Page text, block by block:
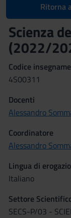
Ritorna
Scienza
(2022/
Codice
4S00311
Docenti
Alessandro
Coordinatore
Alessandro
Lingua di
Italiano
Settore
SECS-P/03 -